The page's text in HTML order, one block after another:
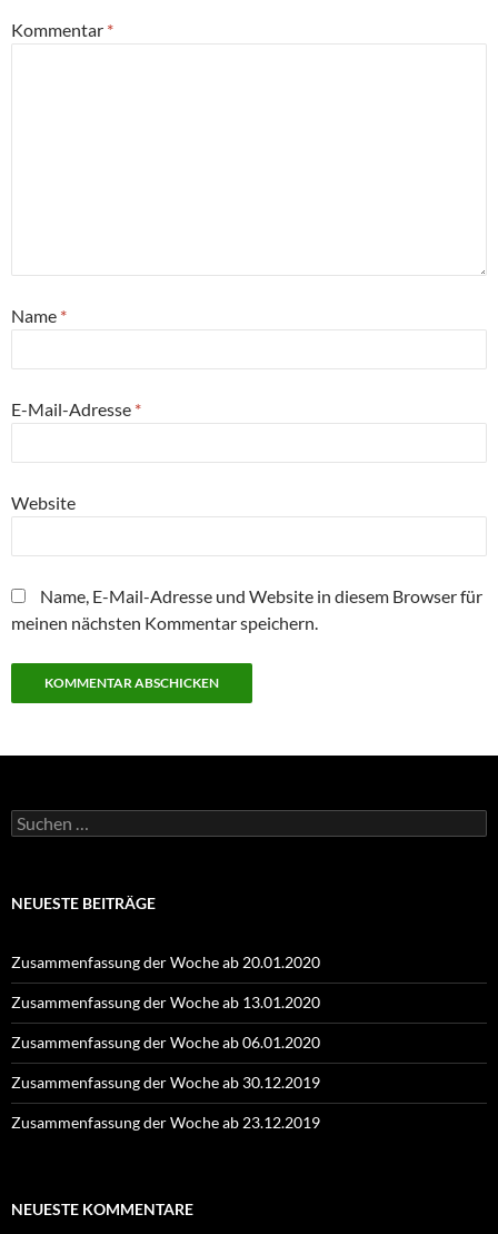
Kommentar *
Name *
E-Mail-Adresse *
Website
Name, E-Mail-Adresse und Website in diesem Browser für
meinen nächsten Kommentar speichern.
Suchen
nach:
NEUESTE BEITRÄGE
Zusammenfassung der Woche ab 20.01.2020
Zusammenfassung der Woche ab 13.01.2020
Zusammenfassung der Woche ab 06.01.2020
Zusammenfassung der Woche ab 30.12.2019
Zusammenfassung der Woche ab 23.12.2019
NEUESTE KOMMENTARE